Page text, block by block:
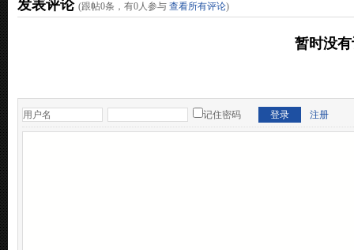
发表评论 (跟帖0条，有0人参与 查看所有评论)
暂时没
记住密码 注册